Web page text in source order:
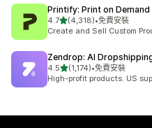
Printify: Print on Demand
4.7滿分 5 顆星
(4,318)
共有 4318 則評價
•免費安裝
Create and Sell Custom
Zendrop: AI
4.5滿分 5 顆星
(1,174)
共有 1174 則評價
•免費安裝
High-profit products. US